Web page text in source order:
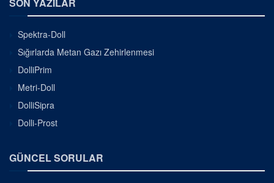
SON YAZILAR
Spektra-Doll
Sığırlarda Metan Gazı Zehirlenmesi
DolliPrim
Metri-Doll
DolliSipra
Dolli-Prost
GÜNCEL SORULAR